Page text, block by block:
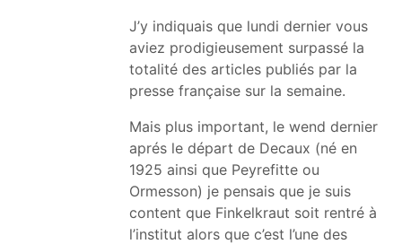
J’y indiquais que lundi dernier vous
aviez prodigieusement surpassé la
totalité des articles publiés par la
presse française sur la semaine.
Mais plus important, le wend dernier
aprés le départ de Decaux (né en
1925 ainsi que Peyrefitte ou
Ormesson) je pensais que je suis
content que Finkelkraut soit rentré à
l’institut alors que c’est l’une des